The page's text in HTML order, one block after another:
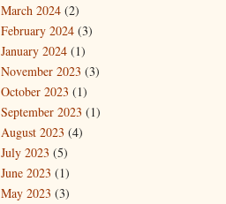
March 2024 (2)
February 2024 (3)
January 2024 (1)
November 2023 (3)
October 2023 (1)
September 2023 (1)
August 2023 (4)
July 2023 (5)
June 2023 (1)
May 2023 (3)